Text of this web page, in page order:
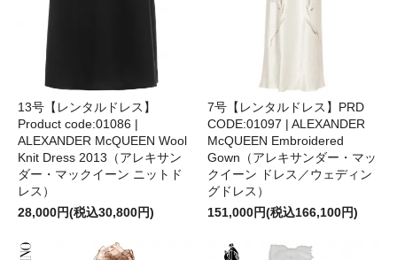
13号【レンタルドレス】
Product code:01086 |
ALEXANDER McQUEEN Wool
Knit Dress 2013（アレキサン
ダー・マックイーン ニットド
レス）
28,000円(税込30,800円)
7号【レンタルドレス】PRD
CODE:01097 | ALEXANDER
McQUEEN Embroidered
Gown（アレキサンダー・マッ
クイーン ドレス／ウェディン
グドレス）
151,000円(税込166,100円)